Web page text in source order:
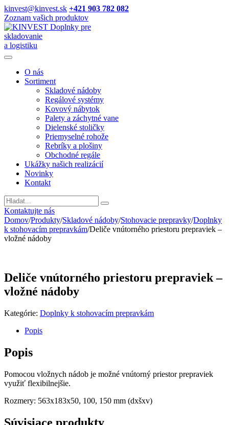
kinvest@kinvest.sk +421 903 782 082
Zoznam vašich produktov
Doplnky pre
skladovanie
a logistiku
O nás
Sortiment
Skladové nádoby
Regálové systémy
Kovový nábytok
Palety a záchytné vane
Dielenské stoličky
Priemyselné rohože
Rebríky a plošiny
Obchodné regále
Ukážky našich realizácií
Novinky
Kontakt
Vyhladavanie
Kontaktujte nás
Domov/Produkty/Skladové nádoby/Stohovacie prepravky/Doplnky
k stohovacím prepravkám/Deliče vnútorného priestoru prepraviek –
vložné nádoby
Deliče vnútorného priestoru prepraviek –
vložné nádoby
Kategórie: Doplnky k stohovacím prepravkám
Popis
Popis
Pomocou vložnych nádob je možné vnútorný priestor prepraviek
využiť flexibilnejšie.
Rozmery: 563x183x50, 100, 150 mm (dxšxv)
Súvisiace produkty